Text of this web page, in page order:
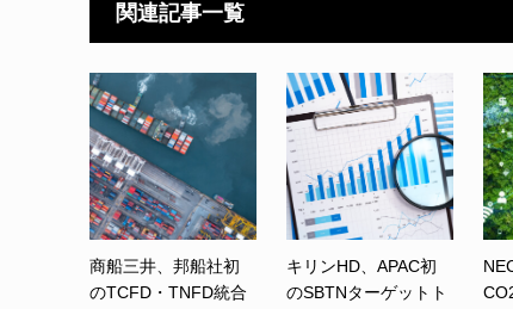
関連記事一覧
商船三井、邦船社初
のTCFD・TNFD統合
キリンHD、APAC初
のSBTNターゲットト